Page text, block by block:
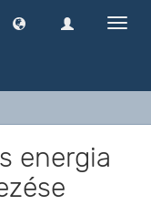
energia